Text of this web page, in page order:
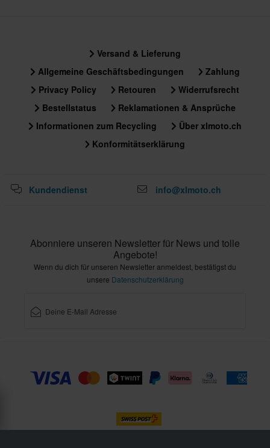
Versand & Lieferung
Allgemeine Geschäftsbedingungen
Zahlung
Privacy Policy
Retouren
Widerrufsrecht
Bestellstatus
Reklamationen & Ansprüche
Informationen zum Recycling
Über xlmoto.ch
Konformitätserklärung
Kundendienst info@xlmoto.ch
Abonniere unseren Newsletter für News und tolle
Angebote!
Wenn du dich für unseren Newsletter anmeldest, bestätigst du
unsere Datenschutzerklärung